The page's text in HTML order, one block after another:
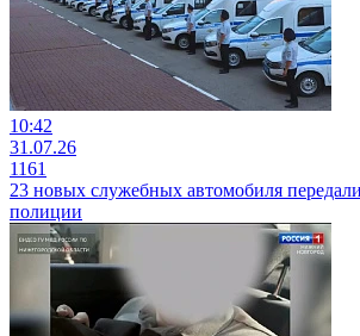
10:42
31.07.26
1161
23 новых служебных автомобиля
полиции